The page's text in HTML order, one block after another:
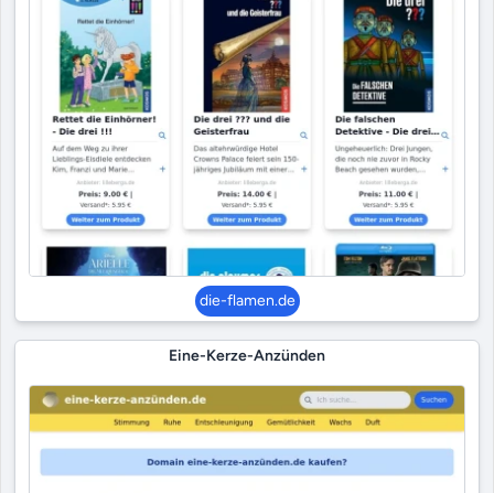
die-flamen.de
Eine-Kerze-Anzünden